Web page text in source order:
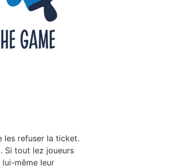
les refuser la ticket.
Si tout lez joueurs
même leur